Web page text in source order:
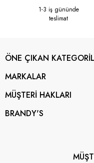
1-3 iş gününde
teslimat
ÖNE ÇIKAN
MARKALAR
MÜŞTERİ HAKLARI
BRANDY'S